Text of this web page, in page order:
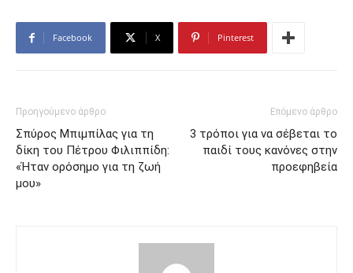
Facebook X Pinterest
Προηγούμενο άρθρο
Σπύρος Μπιμπίλας για τη
δίκη του Πέτρου Φιλιππίδη:
«Ήταν ορόσημο για τη ζωή
μου»
Επόμενο άρθρο
3 τρόποι για να σέβεται το
παιδί τους κανόνες στην
προεφηβεία